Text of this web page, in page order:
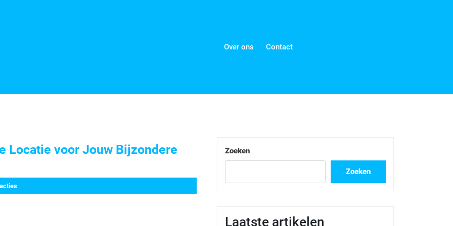
Over ons Contact
Locatie voor Jouw Bijzondere
Zoeken
Zoeken
Laatste artikelen